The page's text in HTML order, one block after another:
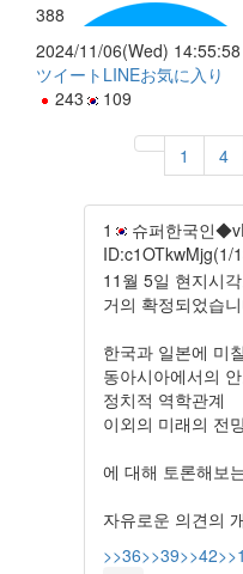
388
2024/11/06(Wed) 14:55:58
ツイート LINEお気に入り
243
109
1 4
1 슈퍼한국인
ID:c1OTkwMjg(1/
11월 5일 현지시
거의 확정되었습
한국과 일본에 미
동아시아에서의
정치적 역학관계
이외의 미래의 전
에 대해 토론해보
자유로운 의견의
>>36>>39>>42